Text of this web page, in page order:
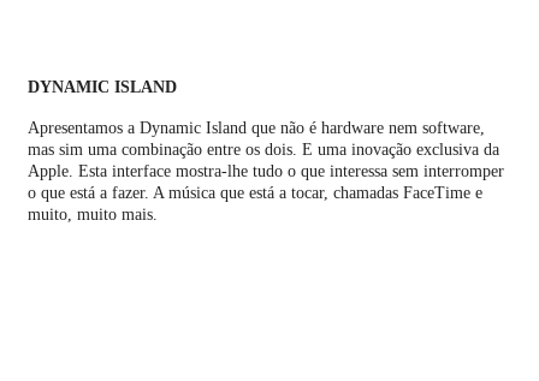
DYNAMIC ISLAND
Apresentamos a Dynamic Island que não é hardware nem software,
mas sim uma combinação entre os dois. E uma inovação exclusiva da
Apple. Esta interface mostra‑lhe tudo o que interessa sem interromper
o que está a fazer. A música que está a tocar, chamadas FaceTime e
muito, muito mais.